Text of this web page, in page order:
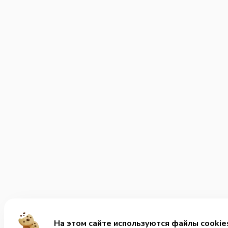
На этом сайте используются файлы